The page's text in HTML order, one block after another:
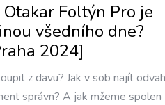
Foltýn Pro je
všedního dne?
2024]
z davu? Jak v sob najít
správn? A jak mžeme spolen